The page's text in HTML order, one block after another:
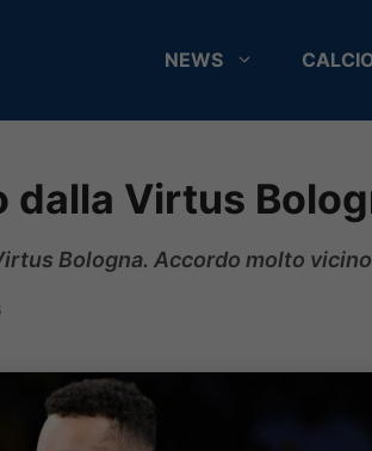
NEWS
dalla Virtus
Bologna. Accordo molto